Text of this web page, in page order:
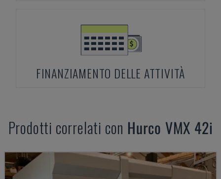
FINANZIAMENTO DELLE ATTIVITÀ
Prodotti correlati con Hurco VMX 42i